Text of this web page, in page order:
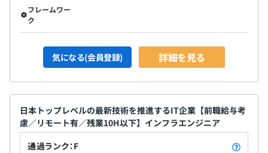
フレームワー
ク
気になる(会員登録) 詳細を見る
日本トップレベルの最新技術を推進するIT企業【前職給与考
慮／リモート有／残業10H以下】インフラエンジニア
通過ランク：F